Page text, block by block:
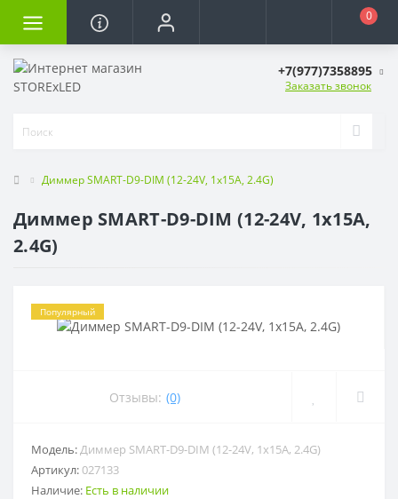
0
+7(977)7358895
Заказать звонок
Диммер SMART-D9-DIM (12-24V, 1x15A, 2.4G)
Диммер SMART-D9-DIM (12-24V, 1x15A,
2.4G)
Популярный
Отзывы: (0)
Модель:Диммер SMART-D9-DIM (12-24V, 1x15A, 2.4G)
Артикул:027133
Наличие: Есть в наличии